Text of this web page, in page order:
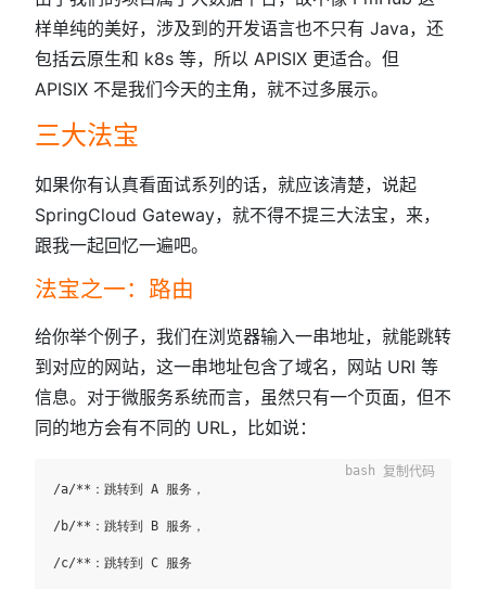
样单纯的美好，涉及到的开发语言也不只有 Java，还
包括云原生和 k8s 等，所以 APISIX 更适合。但
APISIX 不是我们今天的主角，就不过多展示。
三大法宝
如果你有认真看面试系列的话，就应该清楚，说起
SpringCloud Gateway，就不得不提三大法宝，来，
跟我一起回忆一遍吧。
法宝之一：路由
给你举个例子，我们在浏览器输入一串地址，就能跳转
到对应的网站，这一串地址包含了域名，网站 URI 等
信息。对于微服务系统而言，虽然只有一个页面，但不
同的地方会有不同的 URL，比如说：
/a/**：跳转到 A 服务，
/b/**：跳转到 B 服务，
复制代码